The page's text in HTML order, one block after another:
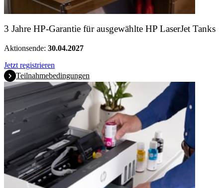
3 Jahre HP-Garantie für ausgewählte HP LaserJet Tanks
Aktionsende: 30.04.2027
Jetzt registrieren
Teilnahmebedingungen